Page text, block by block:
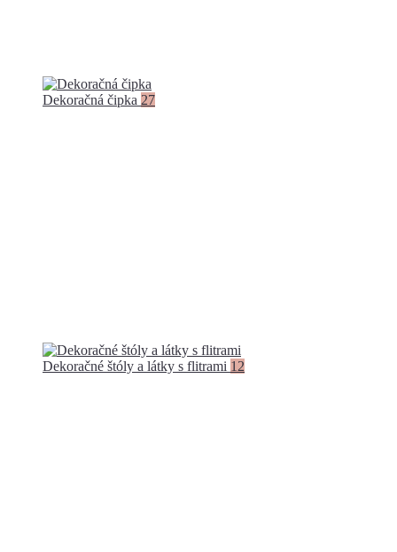
Dekoračná čipka 27
Dekoračné štóly a látky s flitrami 12